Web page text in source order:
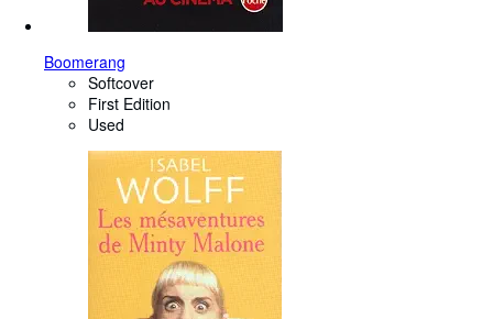
Boomerang
Softcover
First Edition
Used